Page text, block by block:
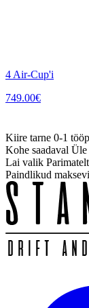
4 Air-Cup'i
749.00€
Kiire tarne 0-1
Kohe saadaval Üle
Lai valik
Paindlikud